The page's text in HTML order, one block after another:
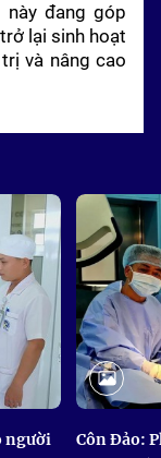
đang góp
lại sinh hoạt
và nâng cao
người
Côn Đảo: